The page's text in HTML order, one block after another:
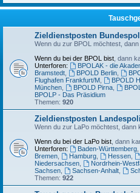
Zieldienstposten
Wenn du zur BPOL möchtest,
Wenn du bei der BPOL bist , dann
Unterforen:
BPOLAK - die
Bramstedt
BPOLD Berlin,
Flughafen Frankfurt/M
BPOLD
München
BPOLD Pirna,
BPOLP - Das Präsidium
Themen: 920
Zieldienstposten
Wenn du zur LaPo möchtest, dann
Wenn du bei der LaPo bist , dann
Unterforen:
Baden-Württemberg,
Bremen
Hamburg, Hessen,
Niedersachsen
Nordrhein-
Sachsen
Sachsen-Anhalt,
Themen: 922